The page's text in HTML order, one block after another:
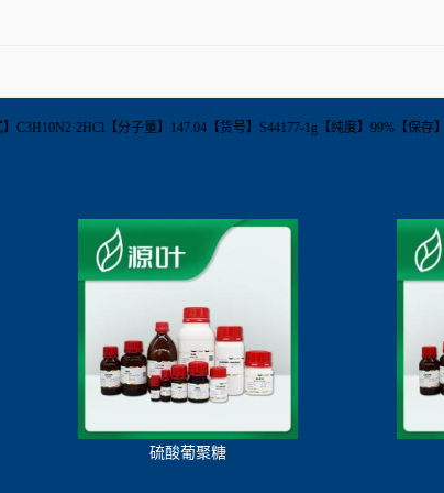
C3H10N2·2HCl【分子量】147.04【货号】S44177-1g【纯度】99%【保
硫酸葡聚糖